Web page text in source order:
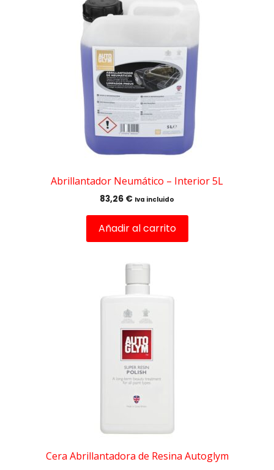
Abrillantador Neumático – Interior 5L
83,26 € Iva incluido
Añadir al carrito
Cera Abrillantadora de Resina Autoglym